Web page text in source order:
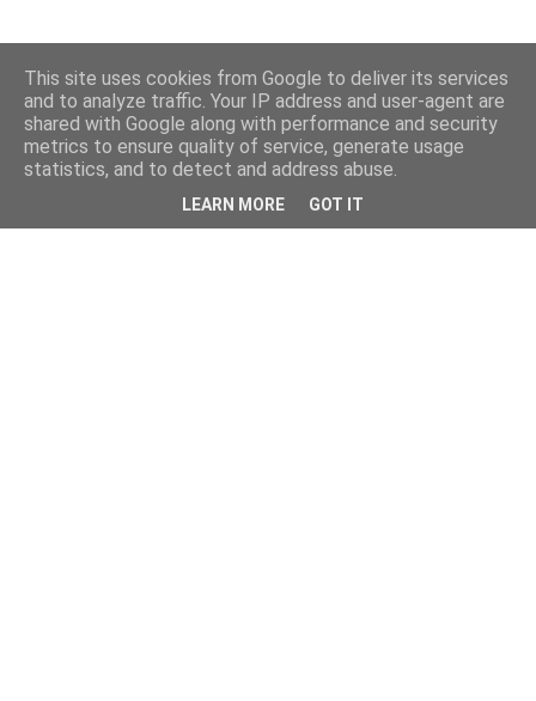
This site uses cookies from Google to deliver its services
and to analyze traffic. Your IP address and user-agent are
shared with Google along with performance and security
metrics to ensure quality of service, generate usage
statistics, and to detect and address abuse.
LEARN MORE GOT IT